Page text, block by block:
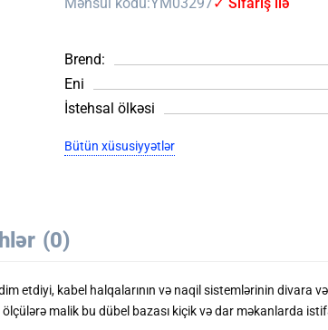
Brend:
Eni
İstehsal ölkəsi
Bütün xüsusiyyətlər
(0)
etdiyi, kabel halqalarının və naqil sistemlərinin divara
malik bu dübel bazası kiçik və dar məkanlarda